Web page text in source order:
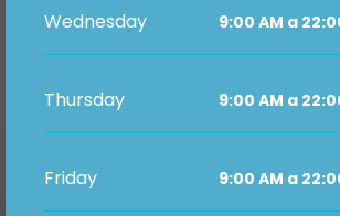
Wednesday 9:00 AM a
Thursday 9:00 AM a
Friday 9:00 AM a